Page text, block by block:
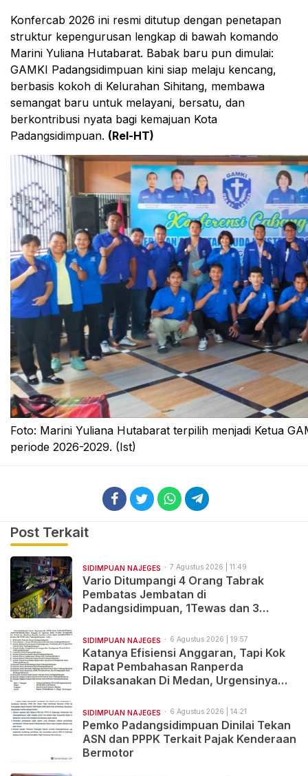
Konfercab 2026 ini resmi ditutup dengan penetapan
struktur kepengurusan lengkap di bawah komando
Marini Yuliana Hutabarat. Babak baru pun dimulai:
GAMKI Padangsidimpuan kini siap melaju kencang,
berbasis kokoh di Kelurahan Sihitang, membawa
semangat baru untuk melayani, bersatu, dan
berkontribusi nyata bagi kemajuan Kota
Padangsidimpuan. (Rel-HT)
Foto: Marini Yuliana Hutabarat terpilih menjadi Ketua
periode 2026-2029. (Ist)
Post Terkait
SIDIMPUAN NAJEGES 7 Agustus 2026 | 11:49
Vario Ditumpangi 4 Orang Tabrak
Pembatas Jembatan di
Padangsidimpuan, 1Tewas dan 3
SIDIMPUAN NAJEGES 6 Agustus 2026 | 19:57
Katanya Efisiensi Anggaran, Tapi Kok
Rapat Pembahasan Ranperda
Dilaksanakan Di Medan, Urgensinya
SIDIMPUAN NAJEGES 6 Agustus 2026 | 14:21
Pemko Padangsidimpuan Dinilai Tekan
ASN dan PPPK Terkait Pajak Kenderaan
Bermotor